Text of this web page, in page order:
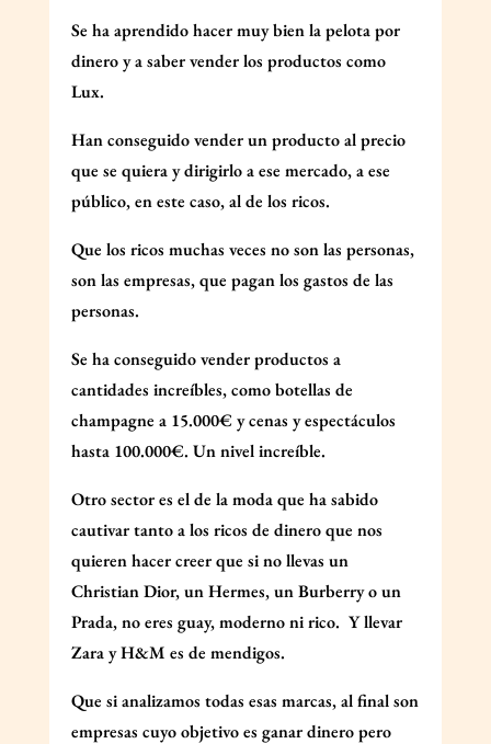
Se ha aprendido hacer muy bien la pelota por
dinero y a saber vender los productos como
Lux.
Han conseguido vender un producto al precio
que se quiera y dirigirlo a ese mercado, a ese
público, en este caso, al de los ricos.
Que los ricos muchas veces no son las personas,
son las empresas, que pagan los gastos de las
personas.
Se ha conseguido vender productos a
cantidades increíbles, como botellas de
champagne a 15.000€ y cenas y espectáculos
hasta 100.000€. Un nivel increíble.
Otro sector es el de la moda que ha sabido
cautivar tanto a los ricos de dinero que nos
quieren hacer creer que si no llevas un
Christian Dior, un Hermes, un Burberry o un
Prada, no eres guay, moderno ni rico. Y llevar
Zara y H&M es de mendigos.
Que si analizamos todas esas marcas, al final son
empresas cuyo objetivo es ganar dinero pero